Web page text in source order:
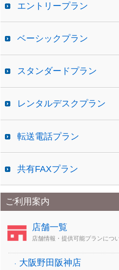
エントリープラン
ベーシックプラン
スタンダードプラン
レンタルデスクプラン
転送電話プラン
共有FAXプラン
ご利用案内
店舗一覧
店舗情報・提供可能プランにつ
大阪野田阪神店